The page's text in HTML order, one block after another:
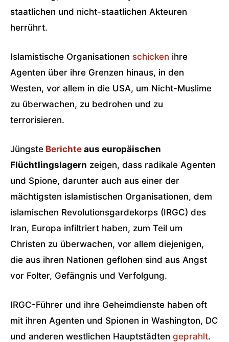
staatlichen und nicht-staatlichen Akteuren
herrührt.
Islamistische Organisationen schicken ihre
Agenten über ihre Grenzen hinaus, in den
Westen, vor allem in die USA, um Nicht-Muslime
zu überwachen, zu bedrohen und zu
terrorisieren.
Jüngste Berichte aus europäischen
Flüchtlingslagern zeigen, dass radikale Agenten
und Spione, darunter auch aus einer der
mächtigsten islamistischen Organisationen, dem
islamischen Revolutionsgardekorps (IRGC) des
Iran, Europa infiltriert haben, zum Teil um
Christen zu überwachen, vor allem diejenigen,
die aus ihren Nationen geflohen sind aus Angst
vor Folter, Gefängnis und Verfolgung.
IRGC-Führer und ihre Geheimdienste haben oft
mit ihren Agenten und Spionen in Washington, DC
und anderen westlichen Hauptstädten geprahlt.